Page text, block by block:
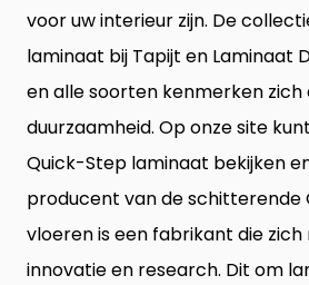
voor uw interieur zijn. De
laminaat bij Tapijt en Laminaat
en alle soorten kenmerken
duurzaamheid. Op onze site
Quick-Step laminaat bekijken
producent van de schitterende
vloeren is een fabrikant die
innovatie en research. Dit om